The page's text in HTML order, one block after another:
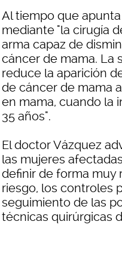
Al tiempo que
mediante "la cirugía
arma capaz de
cáncer de mama. La
reduce la aparición
de cáncer de mama
en mama, cuando la
35 años".
El doctor Vázquez
las mujeres
definir de forma muy
riesgo, los controles
seguimiento de las
técnicas quirúrgicas